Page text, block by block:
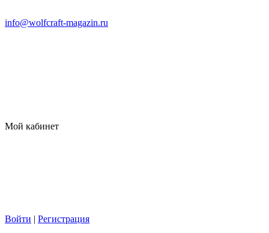
info@wolfcraft-magazin.ru
Мой кабинет
Войти | Регистрация